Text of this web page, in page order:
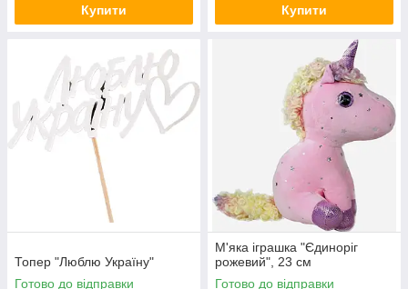
Купити Купити
Топер "Люблю Україну"
Готово до відправки
М'яка іграшка "Єдиноріг
рожевий", 23 см
Готово до відправки